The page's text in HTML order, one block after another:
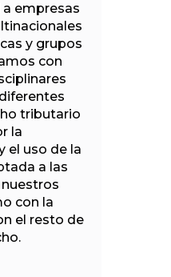
empresas
y grupos
con
tributario
la
el uso de la
a las
con la
el resto de